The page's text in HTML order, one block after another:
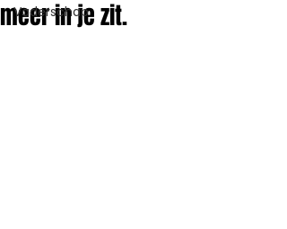
Vaderschap
meer in je zit.